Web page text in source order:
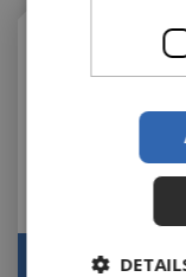
Tube Regenton